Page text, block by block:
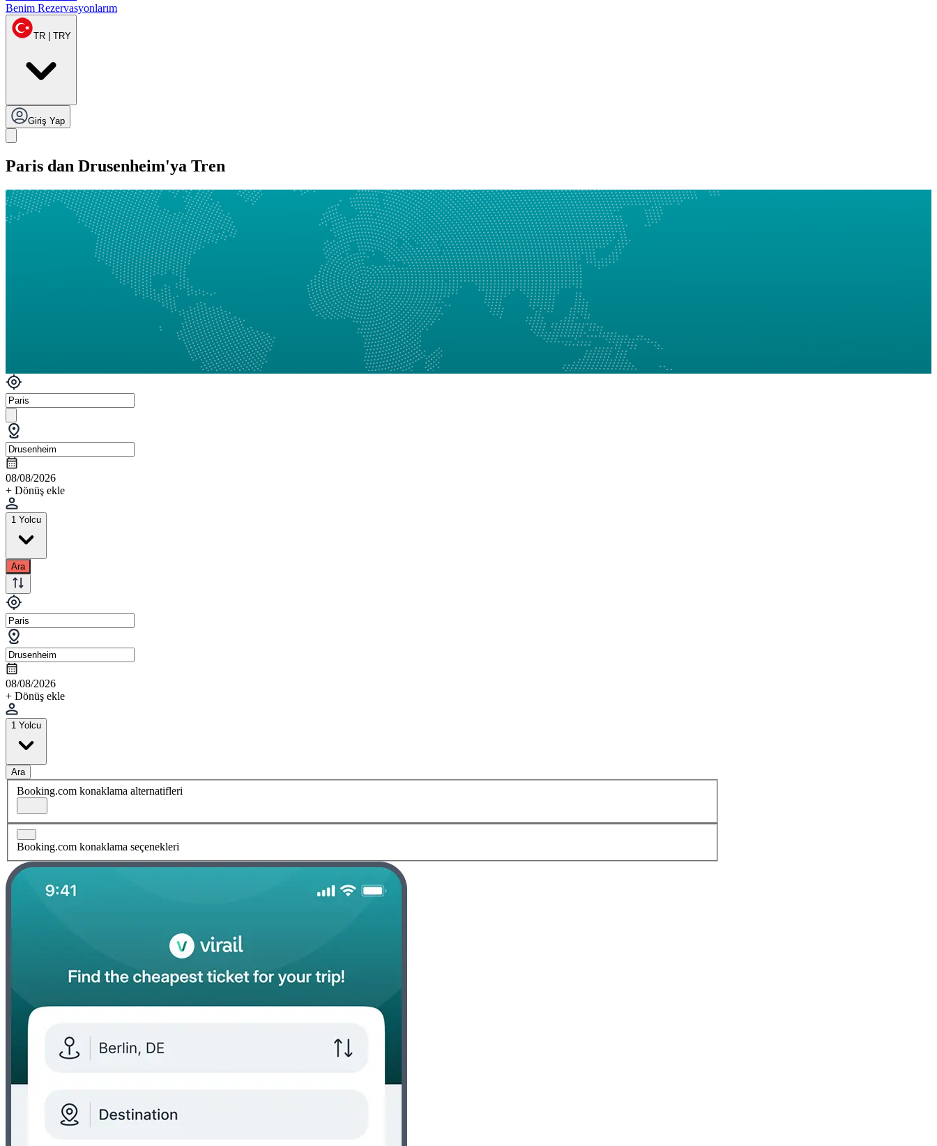
Benim Rezervasyonlarım
TR | TRY
Giriş Yap
Paris dan Drusenheim'ya Tren
08/08/2026
+ Dönüş ekle
1 Yolcu
Ara
08/08/2026
+ Dönüş ekle
1 Yolcu
Ara
Booking.com konaklama alternatifleri
Booking.com konaklama seçenekleri